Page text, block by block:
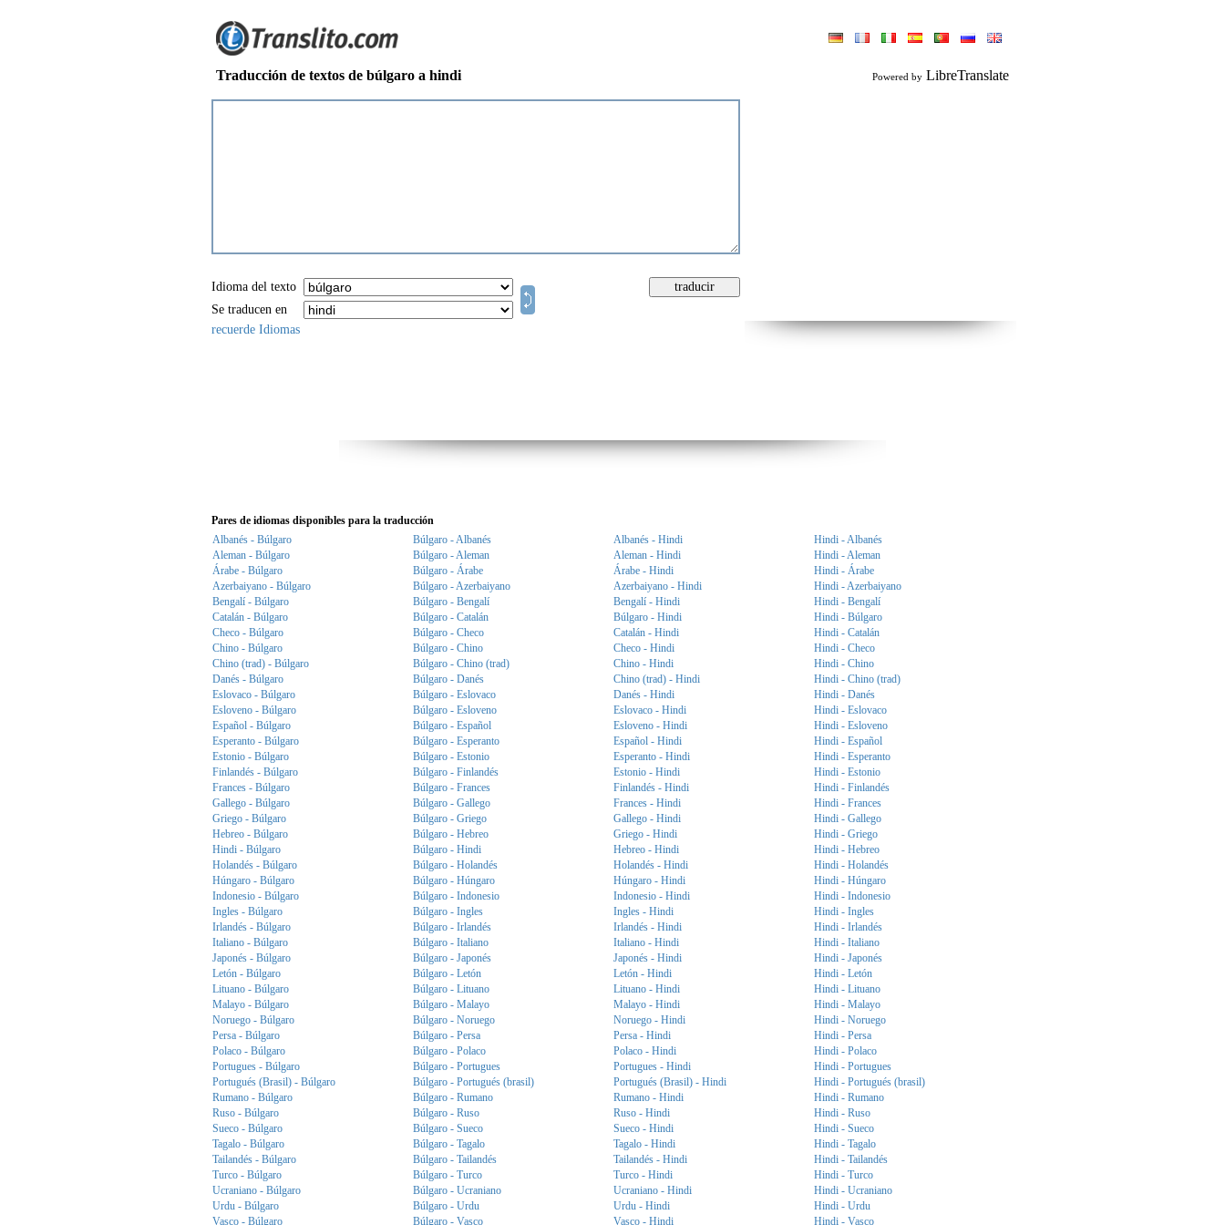
Traducción de textos de búlgaro a hindi Powered by LibreTranslate
Idioma del texto
Se traducen en
recuerde Idiomas
Pares de idiomas disponibles para la traducción
Albanés - Búlgaro
Búlgaro - Albanés Albanés - Hindi
Hindi - Albanés
Aleman - Búlgaro
Búlgaro - Aleman Aleman - Hindi
Hindi - Aleman
Árabe - Búlgaro
Búlgaro - Árabe Árabe - Hindi
Hindi - Árabe
Azerbaiyano - Búlgaro
Búlgaro - Azerbaiyano Azerbaiyano - Hindi
Hindi - Azerbaiyano
Bengalí - Búlgaro
Búlgaro - Bengalí Bengalí - Hindi
Hindi - Bengalí
Catalán - Búlgaro
Búlgaro - Catalán Búlgaro - Hindi
Hindi - Búlgaro
Checo - Búlgaro
Búlgaro - Checo Catalán - Hindi
Hindi - Catalán
Chino - Búlgaro
Búlgaro - Chino Checo - Hindi
Hindi - Checo
Chino (trad) - Búlgaro
Búlgaro - Chino (trad) Chino - Hindi
Hindi - Chino
Danés - Búlgaro
Búlgaro - Danés Chino (trad) - Hindi
Hindi - Chino (trad)
Eslovaco - Búlgaro
Búlgaro - Eslovaco Danés - Hindi
Hindi - Danés
Esloveno - Búlgaro
Búlgaro - Esloveno Eslovaco - Hindi
Hindi - Eslovaco
Español - Búlgaro
Búlgaro - Español Esloveno - Hindi
Hindi - Esloveno
Esperanto - Búlgaro
Búlgaro - Esperanto Español - Hindi
Hindi - Español
Estonio - Búlgaro
Búlgaro - Estonio Esperanto - Hindi
Hindi - Esperanto
Finlandés - Búlgaro
Búlgaro - Finlandés Estonio - Hindi
Hindi - Estonio
Frances - Búlgaro
Búlgaro - Frances Finlandés - Hindi
Hindi - Finlandés
Gallego - Búlgaro
Búlgaro - Gallego Frances - Hindi
Hindi - Frances
Griego - Búlgaro
Búlgaro - Griego Gallego - Hindi
Hindi - Gallego
Hebreo - Búlgaro
Búlgaro - Hebreo Griego - Hindi
Hindi - Griego
Hindi - Búlgaro
Búlgaro - Hindi Hebreo - Hindi
Hindi - Hebreo
Holandés - Búlgaro
Búlgaro - Holandés Holandés - Hindi
Hindi - Holandés
Húngaro - Búlgaro
Búlgaro - Húngaro Húngaro - Hindi
Hindi - Húngaro
Indonesio - Búlgaro
Búlgaro - Indonesio Indonesio - Hindi
Hindi - Indonesio
Ingles - Búlgaro
Búlgaro - Ingles Ingles - Hindi
Hindi - Ingles
Irlandés - Búlgaro
Búlgaro - Irlandés Irlandés - Hindi
Hindi - Irlandés
Italiano - Búlgaro
Búlgaro - Italiano Italiano - Hindi
Hindi - Italiano
Japonés - Búlgaro
Búlgaro - Japonés Japonés - Hindi
Hindi - Japonés
Letón - Búlgaro
Búlgaro - Letón Letón - Hindi
Hindi - Letón
Lituano - Búlgaro
Búlgaro - Lituano Lituano - Hindi
Hindi - Lituano
Malayo - Búlgaro
Búlgaro - Malayo Malayo - Hindi
Hindi - Malayo
Noruego - Búlgaro
Búlgaro - Noruego Noruego - Hindi
Hindi - Noruego
Persa - Búlgaro
Búlgaro - Persa Persa - Hindi
Hindi - Persa
Polaco - Búlgaro
Búlgaro - Polaco Polaco - Hindi
Hindi - Polaco
Portugues - Búlgaro
Búlgaro - Portugues Portugues - Hindi
Hindi - Portugues
Portugués (Brasil) - Búlgaro
Búlgaro - Portugués (brasil) Portugués (Brasil) - Hindi
Hindi - Portugués (brasil)
Rumano - Búlgaro
Búlgaro - Rumano Rumano - Hindi
Hindi - Rumano
Ruso - Búlgaro
Búlgaro - Ruso Ruso - Hindi
Hindi - Ruso
Sueco - Búlgaro
Búlgaro - Sueco Sueco - Hindi
Hindi - Sueco
Tagalo - Búlgaro
Búlgaro - Tagalo Tagalo - Hindi
Hindi - Tagalo
Tailandés - Búlgaro
Búlgaro - Tailandés Tailandés - Hindi
Hindi - Tailandés
Turco - Búlgaro
Búlgaro - Turco Turco - Hindi
Hindi - Turco
Ucraniano - Búlgaro
Búlgaro - Ucraniano Ucraniano - Hindi
Hindi - Ucraniano
Urdu - Búlgaro
Búlgaro - Urdu Urdu - Hindi
Hindi - Urdu
Vasco - Búlgaro
Búlgaro - Vasco Vasco - Hindi Hindi - Vasco